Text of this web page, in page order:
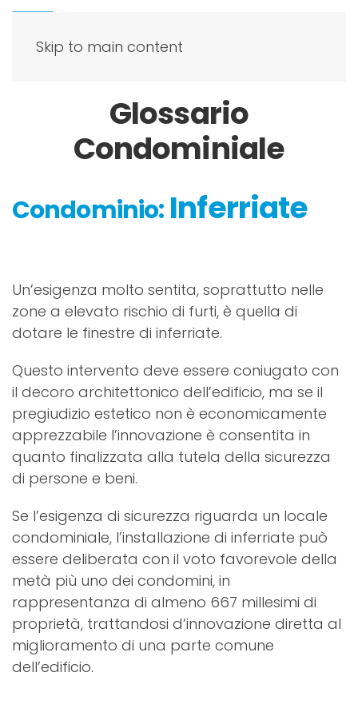
Skip to main content
Glossario
Condominiale
Condominio: Inferriate
Un’esigenza molto sentita, soprattutto nelle
zone a elevato rischio di furti, è quella di
dotare le finestre di inferriate.
Questo intervento deve essere coniugato con
il decoro architettonico dell’edificio, ma se il
pregiudizio estetico non è economicamente
apprezzabile l’innovazione è consentita in
quanto finalizzata alla tutela della sicurezza
di persone e beni.
Se l’esigenza di sicurezza riguarda un locale
condominiale, l’installazione di inferriate può
essere deliberata con il voto favorevole della
metà più uno dei condomini, in
rappresentanza di almeno 667 millesimi di
proprietà, trattandosi d’innovazione diretta al
miglioramento di una parte comune
dell’edificio.